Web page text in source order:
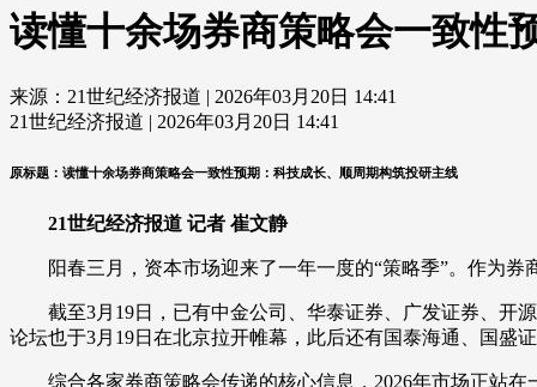
新闻 国内 国际 评论
直播 2026年世界杯
VIP会员 CCTV奥林匹克频道 生活体育大会
读懂十余场券商策略会一致性
来源：21世纪经济报道 | 2026年03月20日 14:41
21世纪经济报道 | 2026年03月20日 14:41
原标题：读懂十余场券商策略会一致性预期：科技成长、顺周期构筑投研主线
21世纪经济报道 记者 崔文静
阳春三月，资本市场迎来了一年一度的“策略季”。作为券
截至3月19日，已有中金公司、华泰证券、广发证券、开源
论坛也于3月19日在北京拉开帷幕，此后还有国泰海通、国盛
综合各家券商策略会传递的核心信息，2026年市场正站在